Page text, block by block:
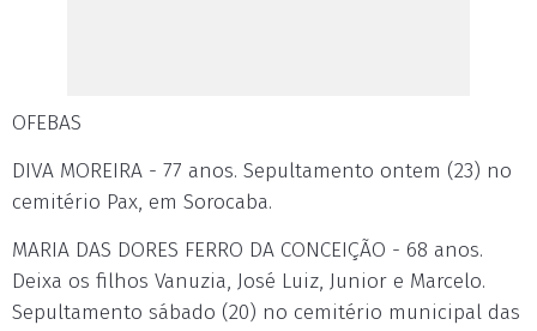
OFEBAS
DIVA MOREIRA - 77 anos. Sepultamento ontem (23) no
cemitério Pax, em Sorocaba.
MARIA DAS DORES FERRO DA CONCEIÇÃO - 68 anos.
Deixa os filhos Vanuzia, José Luiz, Junior e Marcelo.
Sepultamento sábado (20) no cemitério municipal das